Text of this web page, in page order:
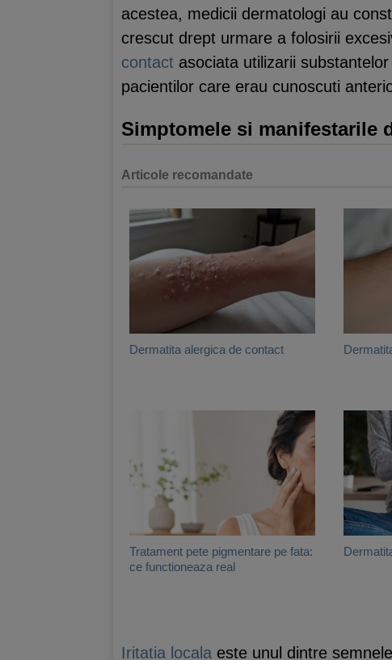
acestea, medicii dermatologi au
crescut drept urmare a folosirii
contact asociata utilizarii
pacientilor care erau cunoscuti
Simptomele si manifestarile
Articole recomandate
Dermatita alergica de contact
Tratament pete pigmentare pe fata:
ce functioneaza real
Iritatia locala este unul dintre